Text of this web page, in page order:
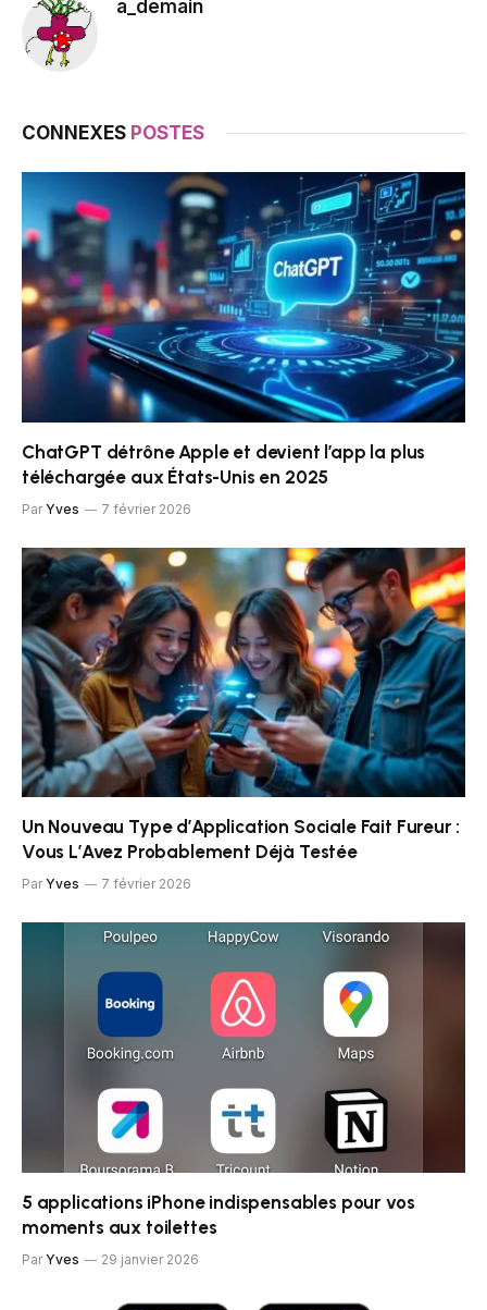
a_demain
CONNEXES POSTES
ChatGPT détrône Apple et devient l’app la plus
téléchargée aux États-Unis en 2025
Par Yves 7 février 2026
Un Nouveau Type d’Application Sociale Fait Fureur :
Vous L’Avez Probablement Déjà Testée
Par Yves 7 février 2026
5 applications iPhone indispensables pour vos
moments aux toilettes
Par Yves 29 janvier 2026